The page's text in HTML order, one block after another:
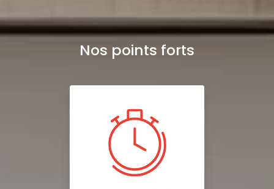
Nos points forts